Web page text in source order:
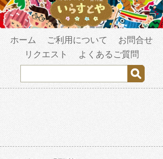
ホーム ご利用について
お問合せ
リクエスト
よくあるご質問